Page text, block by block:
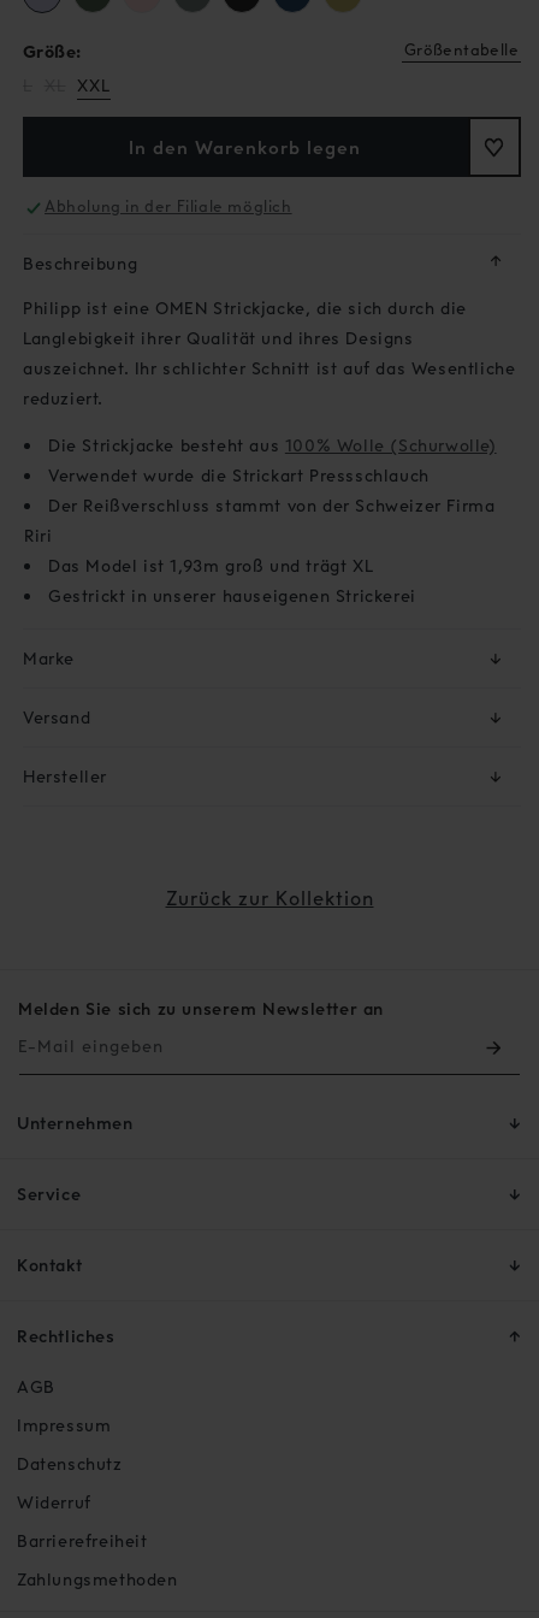
Größentabelle
Größe:
Variante
ausverkauft
oder
Variante
ausverkauft
oder
verfügbar
XXL
In den Warenkorb legen
Abholung in der Filiale möglich
Beschreibung ↓
Philipp ist eine OMEN Strickjacke, die sich durch die
Langlebigkeit ihrer Qualität und ihres Designs
auszeichnet. Ihr schlichter Schnitt ist auf das Wesentliche
reduziert.
Die Strickjacke besteht aus 100% Wolle (Schurwolle)
Verwendet wurde die Strickart Pressschlauch
Der Reißverschluss stammt von der Schweizer Firma
Riri
Das Model ist 1,93m groß und trägt XL
Gestrickt in unserer hauseigenen Strickerei
Marke ↓
Versand ↓
Hersteller ↓
Zurück zur Kollektion
Unternehmen
Service
Kontakt
Rechtliches
AGB
Impressum
Datenschutz
Widerruf
Barrierefreiheit
Zahlungsmethoden
Melden Sie sich zu unserem Newsletter an
E-Mail eingeben